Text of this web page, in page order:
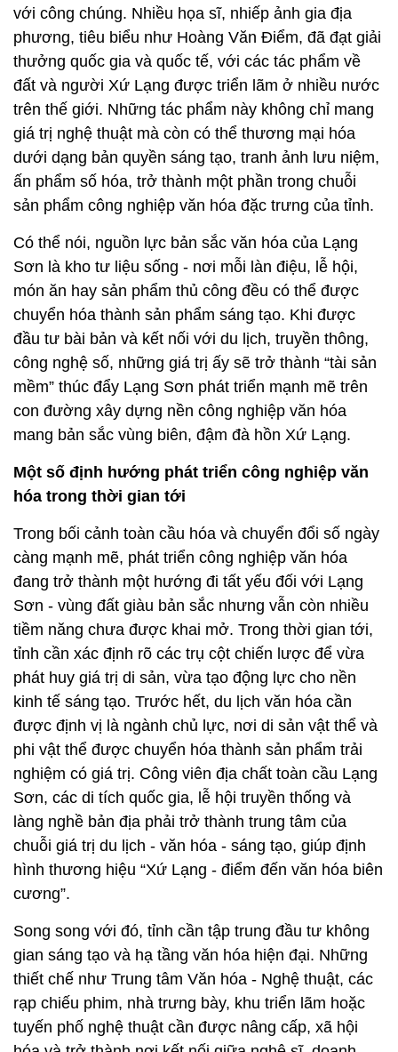
với công chúng. Nhiều họa sĩ, nhiếp ảnh gia địa
phương, tiêu biểu như Hoàng Văn Điểm, đã đạt giải
thưởng quốc gia và quốc tế, với các tác phẩm về
đất và người Xứ Lạng được triển lãm ở nhiều nước
trên thế giới. Những tác phẩm này không chỉ mang
giá trị nghệ thuật mà còn có thể thương mại hóa
dưới dạng bản quyền sáng tạo, tranh ảnh lưu niệm,
ấn phẩm số hóa, trở thành một phần trong chuỗi
sản phẩm công nghiệp văn hóa đặc trưng của tỉnh.
Có thể nói, nguồn lực bản sắc văn hóa của Lạng
Sơn là kho tư liệu sống - nơi mỗi làn điệu, lễ hội,
món ăn hay sản phẩm thủ công đều có thể được
chuyển hóa thành sản phẩm sáng tạo. Khi được
đầu tư bài bản và kết nối với du lịch, truyền thông,
công nghệ số, những giá trị ấy sẽ trở thành “tài sản
mềm” thúc đẩy Lạng Sơn phát triển mạnh mẽ trên
con đường xây dựng nền công nghiệp văn hóa
mang bản sắc vùng biên, đậm đà hồn Xứ Lạng.
Một số định hướng phát triển công nghiệp văn
hóa trong thời gian tới
Trong bối cảnh toàn cầu hóa và chuyển đổi số ngày
càng mạnh mẽ, phát triển công nghiệp văn hóa
đang trở thành một hướng đi tất yếu đối với Lạng
Sơn - vùng đất giàu bản sắc nhưng vẫn còn nhiều
tiềm năng chưa được khai mở. Trong thời gian tới,
tỉnh cần xác định rõ các trụ cột chiến lược để vừa
phát huy giá trị di sản, vừa tạo động lực cho nền
kinh tế sáng tạo. Trước hết, du lịch văn hóa cần
được định vị là ngành chủ lực, nơi di sản vật thể và
phi vật thể được chuyển hóa thành sản phẩm trải
nghiệm có giá trị. Công viên địa chất toàn cầu Lạng
Sơn, các di tích quốc gia, lễ hội truyền thống và
làng nghề bản địa phải trở thành trung tâm của
chuỗi giá trị du lịch - văn hóa - sáng tạo, giúp định
hình thương hiệu “Xứ Lạng - điểm đến văn hóa biên
cương”.
Song song với đó, tỉnh cần tập trung đầu tư không
gian sáng tạo và hạ tầng văn hóa hiện đại. Những
thiết chế như Trung tâm Văn hóa - Nghệ thuật, các
rạp chiếu phim, nhà trưng bày, khu triển lãm hoặc
tuyến phố nghệ thuật cần được nâng cấp, xã hội